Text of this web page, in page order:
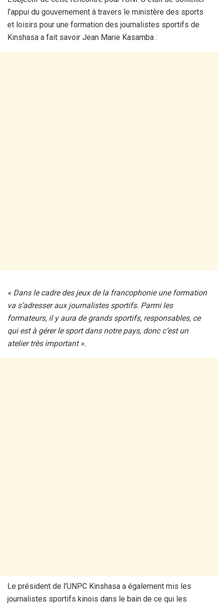
l’appui du gouvernement à travers le ministère des sports
et loisirs pour une formation des journalistes sportifs de
Kinshasa a fait savoir Jean Marie Kasamba :
« Dans le cadre des jeux de la francophonie une formation
va s’adresser aux journalistes sportifs. Parmi les
formateurs, il y aura de grands sportifs, responsables, ce
qui est à gérer le sport dans notre pays, donc c’est un
atelier très important ».
Le président de l’UNPC Kinshasa a également mis les
journalistes sportifs kinois dans le bain de ce qui les